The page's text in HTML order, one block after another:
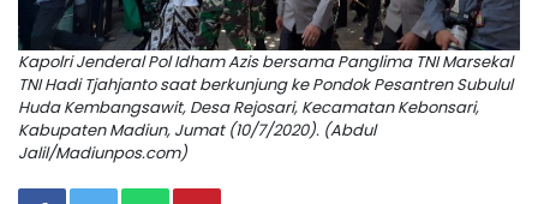
Kapolri Jenderal Pol Idham Azis bersama Panglima TNI Marsekal
TNI Hadi Tjahjanto saat berkunjung ke Pondok Pesantren Subulul
Huda Kembangsawit, Desa Rejosari, Kecamatan Kebonsari,
Kabupaten Madiun, Jumat (10/7/2020). (Abdul
Jalil/Madiunpos.com)